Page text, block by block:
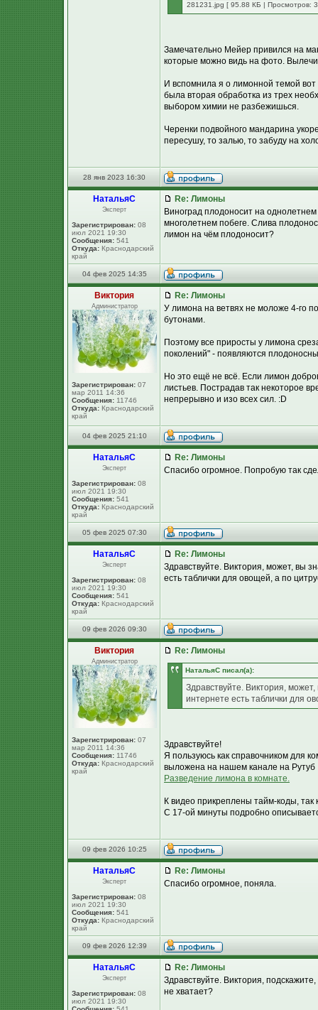
281231.jpg [ 95.88 КБ | Просмотров:
Замечательно Мейер привился на
которые можно видь на фото.
И вспомнила я о лимонной темой
была вторая обработка из трех
выбором химии не разбежишься.
Черенки подвойного мандарина
пересушу, то залью, то забуду на
28 янв 2023 16:30
НатальяС
Эксперт
Зарегистрирован: 08
июл 2021 19:30
Сообщения: 541
Откуда: Краснодарский
край
Re: Лимоны
Виноград плодоносит на
многолетнем побеге. Слива
лимон на чём плодоносит?
04 фев 2025 14:35
Виктория
Администратор
Зарегистрирован: 07
мар 2011 14:36
Сообщения: 11746
Откуда: Краснодарский
край
Re: Лимоны
У лимона на ветвях не моложе 4-го
бутонами.
Поэтому все приросты у лимона
поколений" - появляются
Но это ещё не всё. Если лимон
листьев. Пострадав так некоторое
непрерывно и изо всех сил. :D
04 фев 2025 21:10
НатальяС
Эксперт
Зарегистрирован: 08
июл 2021 19:30
Сообщения: 541
Откуда: Краснодарский
край
Re: Лимоны
Спасибо огромное. Попробую так
05 фев 2025 07:30
НатальяС
Эксперт
Зарегистрирован: 08
июл 2021 19:30
Сообщения: 541
Откуда: Краснодарский
край
Re: Лимоны
Здравствуйте. Виктория, может, вы
есть таблички для овощей, а по
09 фев 2026 09:30
Виктория
Администратор
Зарегистрирован: 07
мар 2011 14:36
Сообщения: 11746
Откуда: Краснодарский
край
Re: Лимоны
НатальяС писал(а):
Здравствуйте. Виктория,
интернете есть таблички для
Здравствуйте!
Я пользуюсь как справочником для
выложена на нашем канале на Рутуб
Разведение лимона в комнате.
К видео прикреплены тайм-коды, так
С 17-ой минуты подробно
09 фев 2026 10:25
НатальяС
Эксперт
Зарегистрирован: 08
июл 2021 19:30
Сообщения: 541
Откуда: Краснодарский
край
Re: Лимоны
Спасибо огромное, поняла.
09 фев 2026 12:39
НатальяС
Эксперт
Зарегистрирован: 08
июл 2021 19:30
Re: Лимоны
Здравствуйте. Виктория,
не хватает?